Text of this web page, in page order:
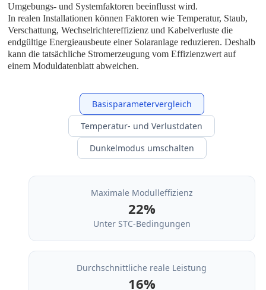
Umgebungs- und Systemfaktoren beeinflusst wird.
In realen Installationen können Faktoren wie Temperatur, Staub,
Verschattung, Wechselrichtereffizienz und Kabelverluste die
endgültige Energieausbeute einer Solaranlage reduzieren. Deshalb
kann die tatsächliche Stromerzeugung vom Effizienzwert auf
einem Moduldatenblatt abweichen.
Basisparametervergleich
Temperatur- und Verlustdaten
Dunkelmodus umschalten
Maximale Modulleffizienz
22%
Unter STC-Bedingungen
Durchschnittliche reale Leistung
16%